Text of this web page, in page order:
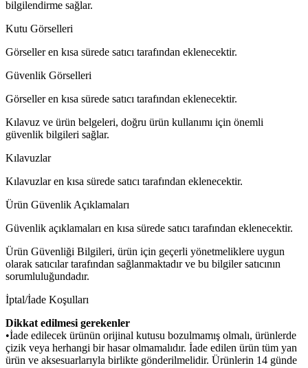
bilgilendirme sağlar.
Kutu Görselleri
Görseller en kısa sürede satıcı tarafından eklenecektir.
Güvenlik Görselleri
Görseller en kısa sürede satıcı tarafından eklenecektir.
Kılavuz ve ürün belgeleri, doğru ürün kullanımı için önemli
güvenlik bilgileri sağlar.
Kılavuzlar
Kılavuzlar en kısa sürede satıcı tarafından eklenecektir.
Ürün Güvenlik Açıklamaları
Güvenlik açıklamaları en kısa sürede satıcı tarafından eklenecektir.
Ürün Güvenliği Bilgileri, ürün için geçerli yönetmeliklere uygun
olarak satıcılar tarafından sağlanmaktadır ve bu bilgiler satıcının
sorumluluğundadır.
İptal/İade Koşulları
Dikkat edilmesi gerekenler
•İade edilecek ürünün orijinal kutusu bozulmamış olmalı, ürünlerde
çizik veya herhangi bir hasar olmamalıdır. İade edilen ürün tüm yan
ürün ve aksesuarlarıyla birlikte gönderilmelidir. Ürünlerin 14 günde